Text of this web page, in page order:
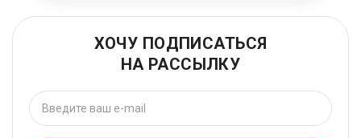
ХОЧУ ПОДПИСАТЬСЯ
НА РАССЫЛКУ